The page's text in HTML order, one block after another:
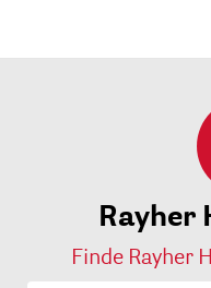
Rayher
Finde Rayher